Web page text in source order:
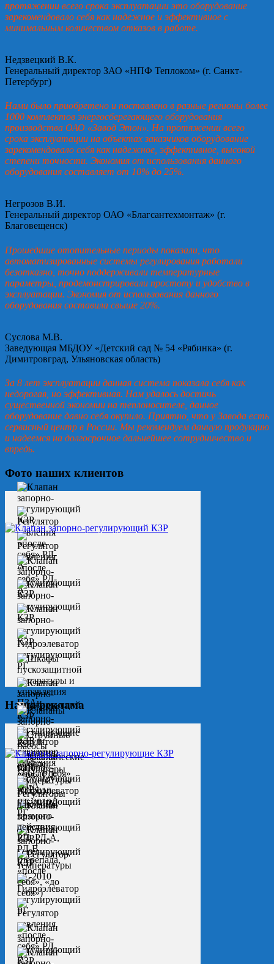
протяжении всего срока эксплуатации это оборудование
зарекомендовало себя как надежное и эффективное с
минимальным количеством отказов в работе.
Недзвецкий В.К.
Генеральный директор ЗАО «НПФ Теплоком» (г. Санкт-
Петербург)
Нами было приобретено и поставлено в разные регионы более
1000 комплектов энергосберегающего оборудования
производства ОАО «Завод Этон». На протяжении всего
срока эксплуатации на объектах заказчиков оборудование
зарекомендовало себя как надежное, эффективное, высокой
степени точности. Экономия от использования данного
оборудования составляет от 10% до 25%.
Негрозов В.И.
Генеральный директор ОАО «Благсантехмонтаж» (г.
Благовещенск)
Прошедшие отопительные периоды показали, что
автоматизированные системы регулирования работали
безотказно, точно поддерживали температурные
параметры, продемонстрировали простоту и удобство в
эксплуатации. Экономия от использования данного
оборудования составила свыше 20%.
Суслова М.В.
Заведующая МБДОУ «Детский сад № 54 «Рябинка» (г.
Димитровград, Ульяновская область)
За 8 лет эксплуатации данная система показала себя как
недорогая, но эффективная. Нам удалось достичь
существенной экономии на теплоносителе, данное
оборудование давно себя окупило. Приятно, что у Завода есть
сервисный центр в России. Мы рекомендуем данную продукцию
и надеемся на долгосрочное дальнейшее сотрудничество и
впредь.
Фото наших клиентов
Наша реклама